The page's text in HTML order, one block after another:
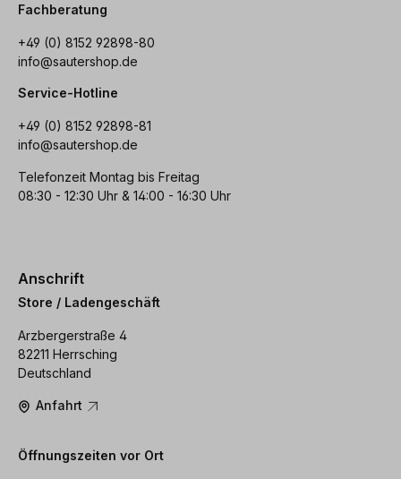
Fachberatung
+49 (0) 8152 92898-80
info@sautershop.de
Service-Hotline
+49 (0) 8152 92898-81
info@sautershop.de
Telefonzeit Montag bis Freitag
08:30 - 12:30 Uhr & 14:00 - 16:30 Uhr
Anschrift
Store / Ladengeschäft
Arzbergerstraße 4
82211 Herrsching
Deutschland
Anfahrt
Öffnungszeiten vor Ort